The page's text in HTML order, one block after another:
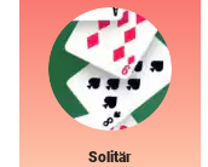
Solitär